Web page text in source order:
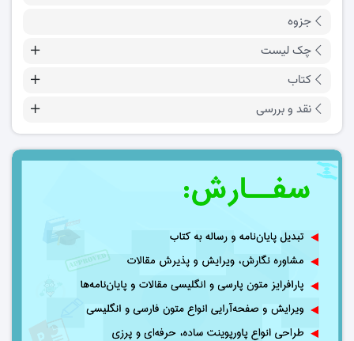
جزوه
چک لیست
کتاب
نقد و بررسی